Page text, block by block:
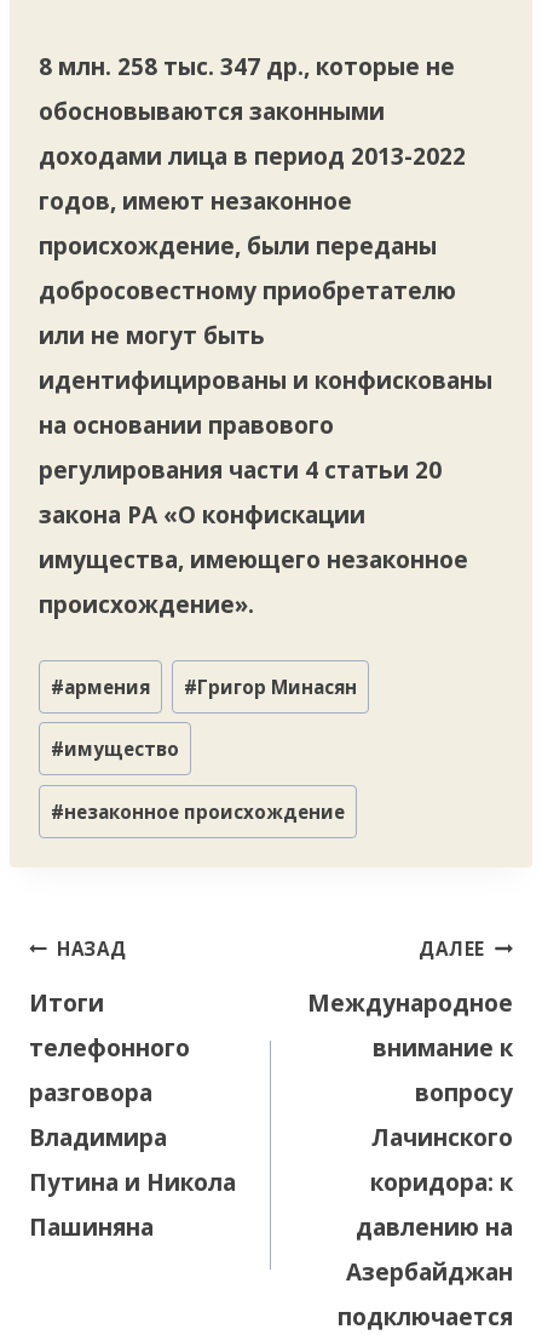
8 млн. 258 тыс. 347 др., которые не
обосновываются законными
доходами лица в период 2013-2022
годов, имеют незаконное
происхождение, были переданы
добросовестному приобретателю
или не могут быть
идентифицированы и конфискованы
на основании правового
регулирования части 4 статьи 20
закона РА «О конфискации
имущества, имеющего незаконное
происхождение».
Метки
записи:
#армения #Григор Минасян
#имущество
#незаконное происхождение
Навигация
записям
НАЗАД
Итоги
телефонного
разговора
Владимира
Путина и Никола
Пашиняна
ДАЛЕЕ
Международное
внимание к
вопросу
Лачинского
коридора: к
давлению на
Азербайджан
подключается